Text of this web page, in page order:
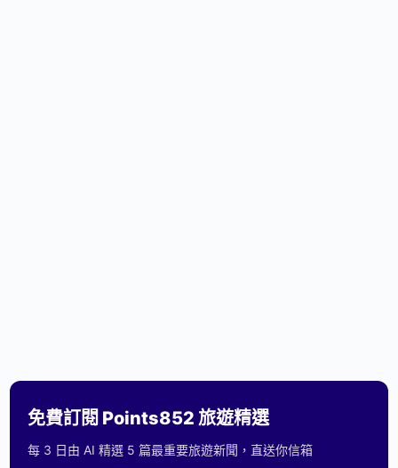
免費訂閱 Points852 旅遊精選
每 3 日由 AI 精選 5 篇最重要旅遊新聞，直送你信箱